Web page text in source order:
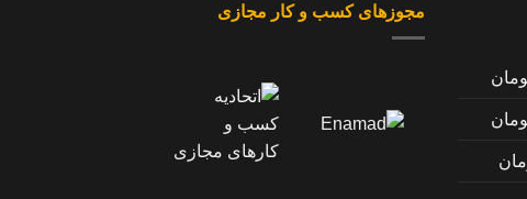
مجوزهای کسب و کار مجازی